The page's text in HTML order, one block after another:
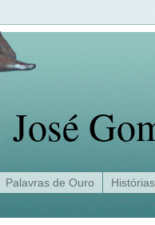
José
Palavras de Ouro Histórias